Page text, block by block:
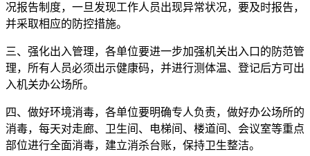
况报告制度，一旦发现工作人员出现异常状况，要及时报告，
并采取相应的防控措施。
三、强化出入管理，各单位要进一步加强机关出入口的防范管
理，所有人员必须出示健康码，并进行测体温、登记后方可出
入机关办公场所。
四、做好环境消毒，各单位要明确专人负责，做好办公场所的
消毒，每天对走廊、卫生间、电梯间、楼道间、会议室等重点
部位进行全面消毒，建立消杀台账，保持卫生整洁。